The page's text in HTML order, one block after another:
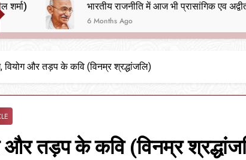
6 Months Ago
वियोग और तड़प के कवि (विनम्र श्रद्धांजलि)
और तड़प के कवि (विनम्र